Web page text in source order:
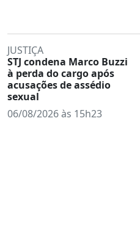
JUSTIÇA
STJ condena Marco Buzzi
à perda do cargo após
acusações de assédio
sexual
06/08/2026 às 15h23